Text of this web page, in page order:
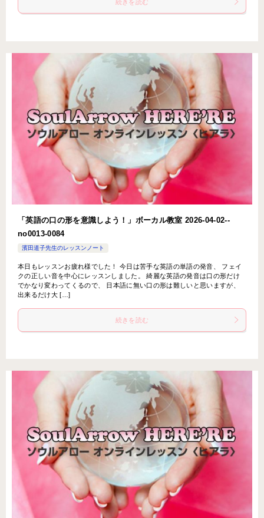
続きを読む
「英語の口の形を意識しよう！」ボーカル教室 2026-04-02-­
no0013-­0084
濱田道子先生のレッスンノート
本日もレッスンお疲れ様でした！ 今日は苦手な英語の単語の発音、 フェイ
クの正しい音を中心にレッスンしました。 綺麗な英語の発音は口の形だけ
でかなり変わってくるので、 日本語に無い口の形は難しいと思いますが、
出来るだけ大 […]
続きを読む